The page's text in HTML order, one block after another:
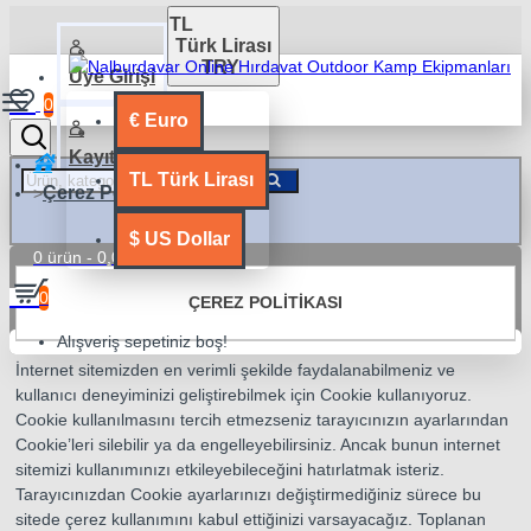
Üye Girişi
Kayıt Ol
TL
Türk Lirası
TRY
€ Euro
TL Türk Lirası
$ US Dollar
0
0 ürün - 0,00TL
0
Alışveriş sepetiniz boş!
Çerez Politikası
ÇEREZ POLITIKASI
İnternet sitemizden en verimli şekilde faydalanabilmeniz ve
kullanıcı deneyiminizi geliştirebilmek için Cookie kullanıyoruz.
Cookie kullanılmasını tercih etmezseniz tarayıcınızın ayarlarından
Cookie’leri silebilir ya da engelleyebilirsiniz. Ancak bunun internet
sitemizi kullanımınızı etkileyebileceğini hatırlatmak isteriz.
Tarayıcınızdan Cookie ayarlarınızı değiştirmediğiniz sürece bu
sitede çerez kullanımını kabul ettiğinizi varsayacağız. Toplanan